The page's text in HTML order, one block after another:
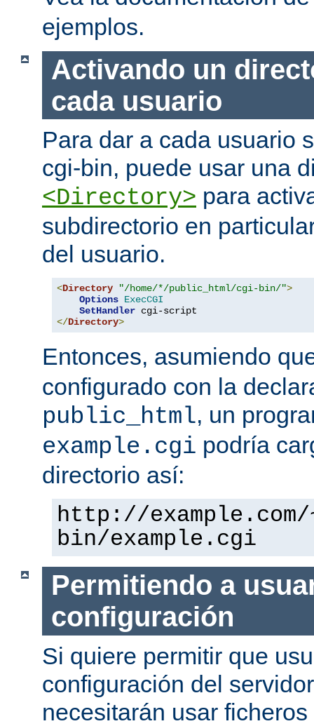
ejemplos.
Activando un
cada usuario
Para dar a cada usuario
cgi-bin, puede usar una
<Directory> para
subdirectorio en
del usuario.
<Directory "/home/*/public_html/cgi-bin/">
Options ExecCGI
SetHandler
</Directory>
Entonces, asumiendo
configurado con la
public_html, un
example.cgi podría
directorio así:
http://
bin/example.cgi
Permitiendo a
configuración
Si quiere permitir que
configuración del
necesitarán usar ficheros